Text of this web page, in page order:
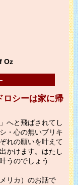
Oz
ロシーは家に帰
へと飛ばされてし
・心の無いブリキ
れの願いを叶えて
かけます。はたし
うのでしょう
リカ）のお話で